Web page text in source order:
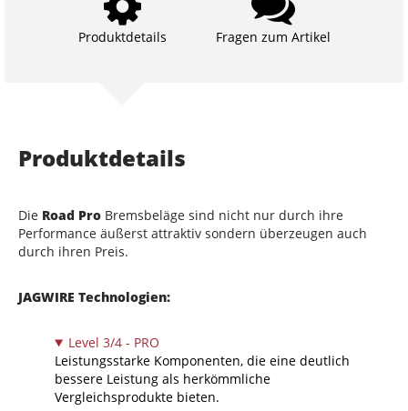
Produktdetails Fragen zum Artikel
Produktdetails
Die Road Pro Bremsbeläge sind nicht nur durch ihre
Performance äußerst attraktiv sondern überzeugen auch
durch ihren Preis.
JAGWIRE Technologien:
Level 3/4 - PRO
Leistungsstarke Komponenten, die eine deutlich
bessere Leistung als herkömmliche
Vergleichsprodukte bieten.